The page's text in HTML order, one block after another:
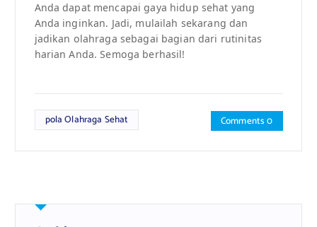
Anda dapat mencapai gaya hidup sehat yang
Anda inginkan. Jadi, mulailah sekarang dan
jadikan olahraga sebagai bagian dari rutinitas
harian Anda. Semoga berhasil!
pola Olahraga Sehat Comments 0